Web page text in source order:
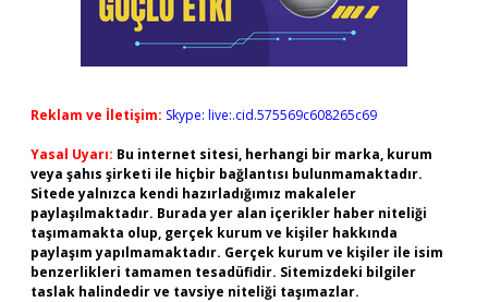
Reklam ve İletişim: Skype: live:.cid.575569c608265c69
Yasal Uyarı: Bu internet sitesi, herhangi bir marka, kurum
veya şahıs şirketi ile hiçbir bağlantısı bulunmamaktadır.
Sitede yalnızca kendi hazırladığımız makaleler
paylaşılmaktadır. Burada yer alan içerikler haber niteliği
taşımamakta olup, gerçek kurum ve kişiler hakkında
paylaşım yapılmamaktadır. Gerçek kurum ve kişiler ile isim
benzerlikleri tamamen tesadüfidir. Sitemizdeki bilgiler
taslak halindedir ve tavsiye niteliği taşımazlar.